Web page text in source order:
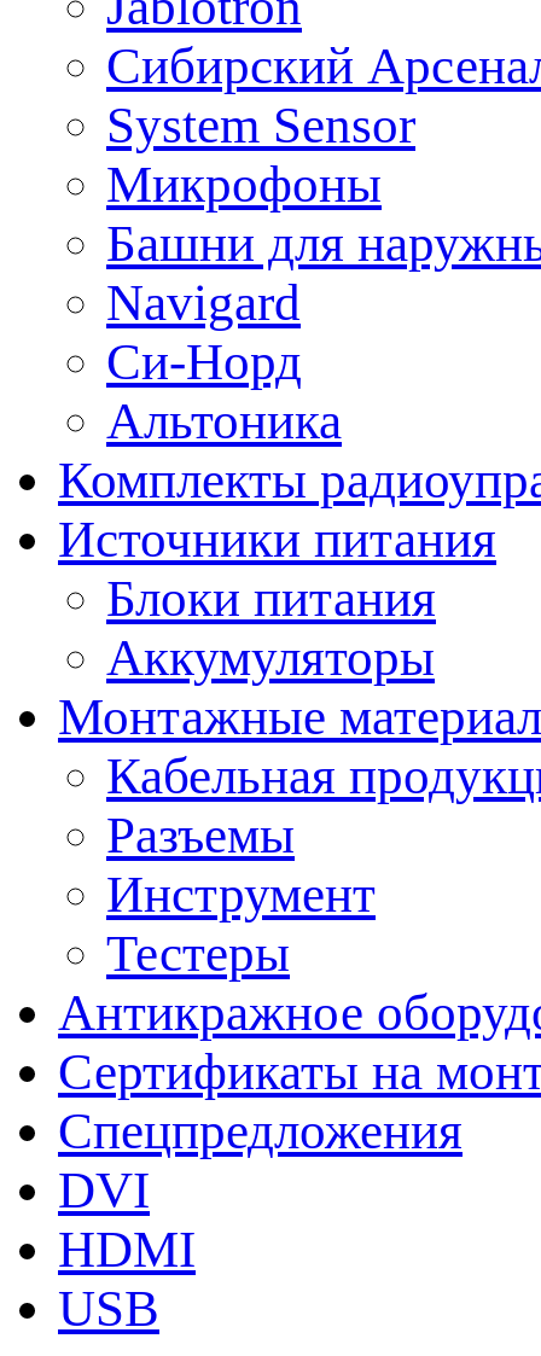
Сибирский
System Sensor
Микрофоны
Башни для
Navigard
Си-Норд
Альтоника
Комплекты
Источники питания
Блоки питания
Аккумуляторы
Монтажные
Кабельная
Разъемы
Инструмент
Тестеры
Антикражное
Сертификаты на
Спецпредложения
DVI
HDMI
USB